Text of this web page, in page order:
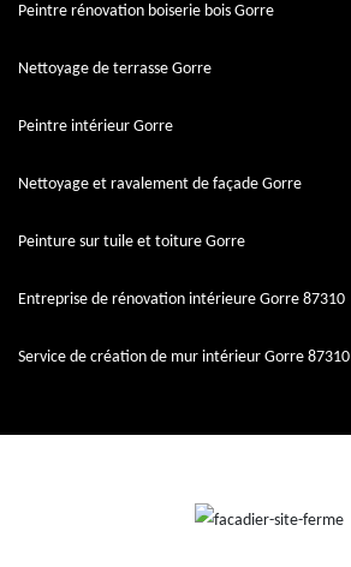
Peintre rénovation boiserie bois Gorre
Nettoyage de terrasse Gorre
Peintre intérieur Gorre
Nettoyage et ravalement de façade Gorre
Peinture sur tuile et toiture Gorre
Entreprise de rénovation intérieure Gorre 87310
Service de création de mur intérieur Gorre 87310